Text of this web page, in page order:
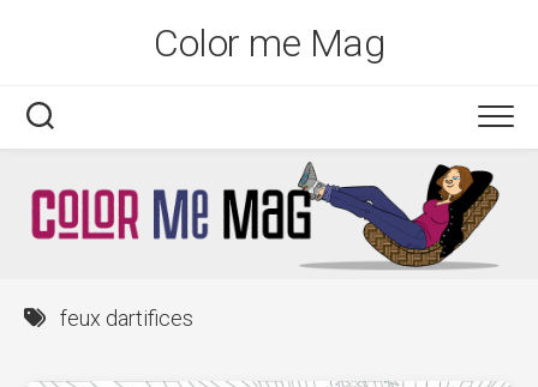
Color me Mag
feux dartifices